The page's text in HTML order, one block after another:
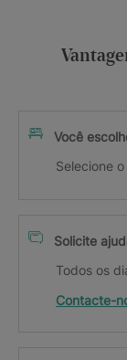
Você
Selecione
Solicite
Todos os
Contacte-